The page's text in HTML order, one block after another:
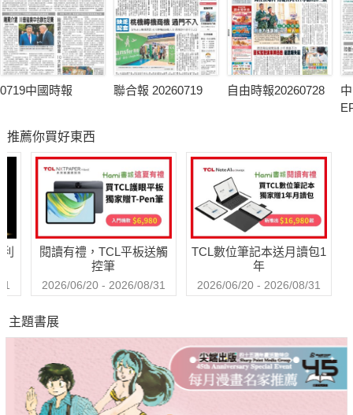
0719中國時報 聯合報 20260719 自由時報20260728
推薦你買好東西
閱讀有禮，TCL平板送觸
控筆
2026/06/20 - 2026/08/31
TCL數位筆記本送月讀包1
年
2026/06/20 - 2026/08/31
主題書展